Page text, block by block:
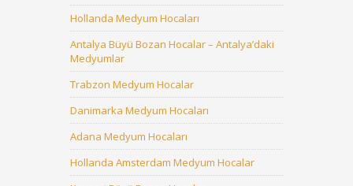
Hollanda Medyum Hocaları
Antalya Büyü Bozan Hocalar – Antalya’daki
Medyumlar
Trabzon Medyum Hocalar
Danimarka Medyum Hocaları
Adana Medyum Hocaları
Hollanda Amsterdam Medyum Hocalar